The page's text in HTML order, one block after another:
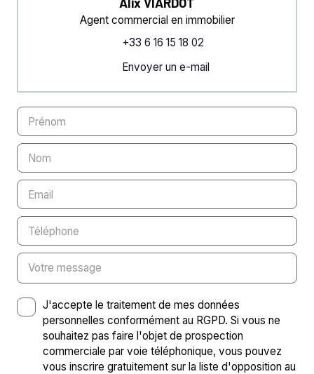
Agent commercial en immobilier
+33 6 16 15 18 02
Envoyer un e-mail
Prénom
Nom
Email
Téléphone
Votre message
J'accepte le traitement de mes données
personnelles conformément au RGPD. Si vous ne
souhaitez pas faire l'objet de prospection
commerciale par voie téléphonique, vous pouvez
vous inscrire gratuitement sur la liste d'opposition au